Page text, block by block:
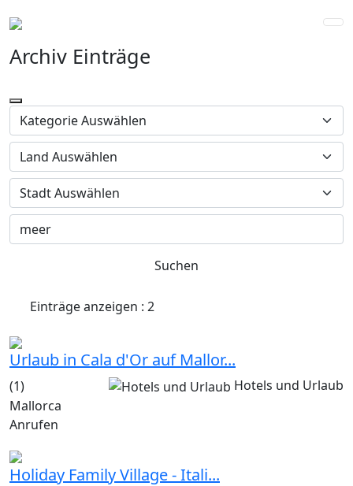
Archiv Einträge
Suchen
Einträge anzeigen : 2
Urlaub in Cala d'Or auf Mallor...
(1)
Hotels und Urlaub
Mallorca
Anrufen
Holiday Family Village - Itali...